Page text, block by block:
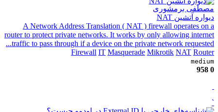
مصطفی برمشوری
دیواره آتشین NAT
A Network Address Translation ( NAT ) firewall operates on a
router to protect private networks. It works by only allowing internet
traffic to pass through if a device on the private network requested...
Firewall IT Masquerade Mikrotik NAT Router
medium
0
958
`